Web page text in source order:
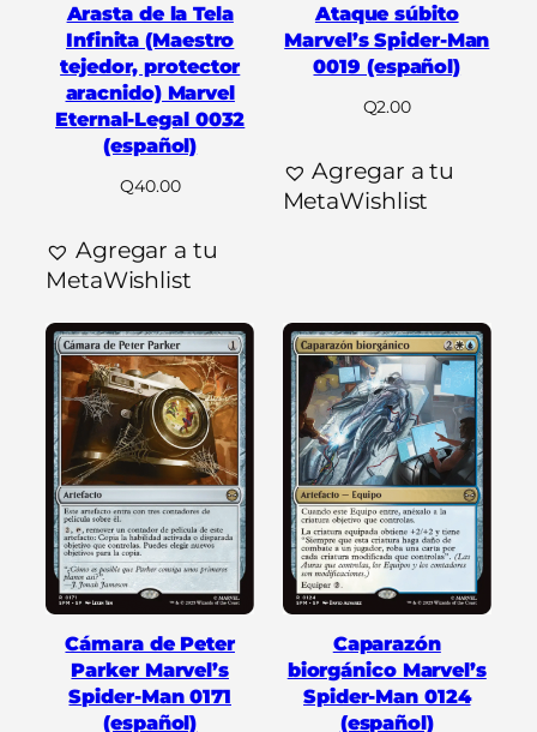
Arasta de la Tela
Infinita (Maestro
tejedor, protector
aracnido) Marvel
Eternal-Legal 0032
(español)
Q40.00
Agregar a tu
MetaWishlist
Ataque súbito
Marvel’s Spider-Man
0019 (español)
Q2.00
Agregar a tu
MetaWishlist
Cámara de Peter
Parker Marvel’s
Spider-Man 0171
(español)
Caparazón
biorgánico Marvel’s
Spider-Man 0124
(español)